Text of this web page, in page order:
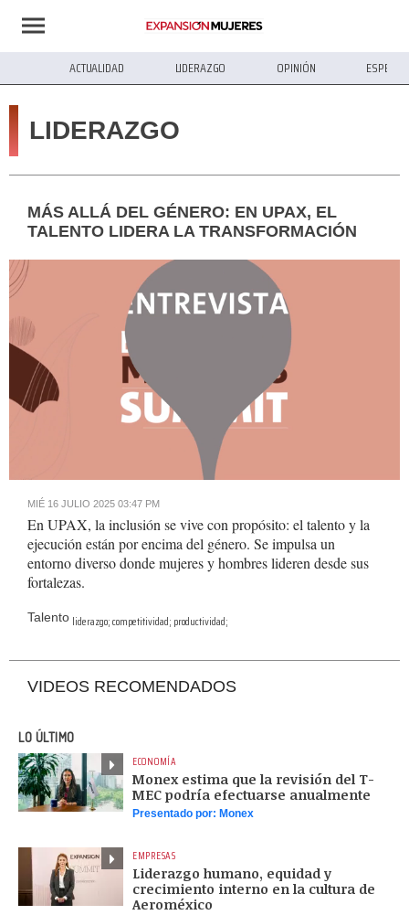
ACTUALIDAD LIDERAZGO OPINIÓN
LIDERAZGO
MÁS ALLÁ DEL GÉNERO: EN UPAX, EL
TALENTO LIDERA LA TRANSFORMACIÓN
13.09%
MIÉ 16 JULIO 2025 03:47 PM
En UPAX, la inclusión se vive con propósito: el talento y la
ejecución están por encima del género. Se impulsa un
entorno diverso donde mujeres y hombres lideren desde sus
fortalezas.
Talento liderazgo; competitividad; productividad;
VIDEOS RECOMENDADOS
LO ÚLTIMO
ECONOMÍA
Monex estima que la revisión del T-
MEC podría efectuarse anualmente
Presentado por: Monex
EMPRESAS
Liderazgo humano, equidad y
crecimiento interno en la cultura de
Aeroméxico